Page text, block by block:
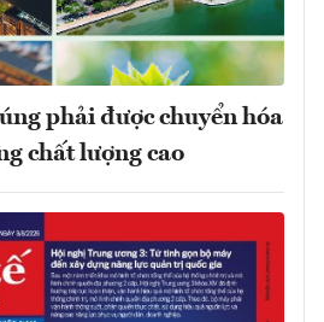
phải được chuyển hóa
chất lượng cao